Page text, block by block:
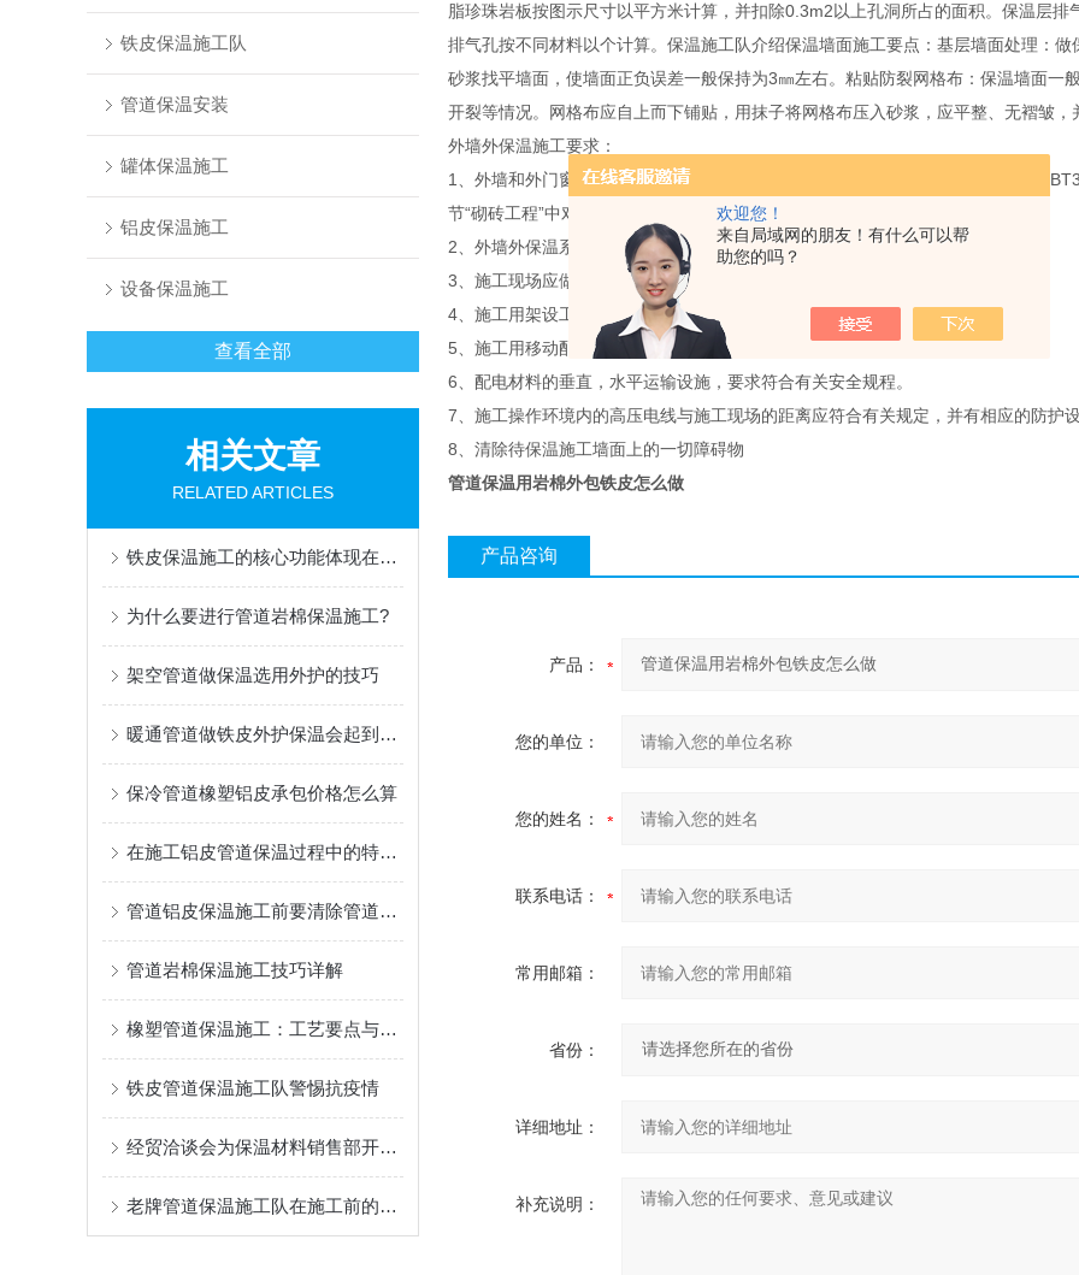
欢迎您！
来自局域网的朋友！有什么可以帮
助您的吗？
铁皮保温施工队
管道保温安装
罐体保温施工
铝皮保温施工
设备保温施工
查看全部
相关文章
RELATED ARTICLES
铁皮保温施工的核心功能体现在三个方面
为什么要进行管道岩棉保温施工?
架空管道做保温选用外护的技巧
暖通管道做铁皮外护保温会起到什么作用
保冷管道橡塑铝皮承包价格怎么算
在施工铝皮管道保温过程中的特点是什么
管道铝皮保温施工前要清除管道表面的油污、铁锈、灰尘等杂物
管道岩棉保温施工技巧详解
橡塑管道保温施工：工艺要点与节能环保新趋势
铁皮管道保温施工队警惕抗疫情
经贸洽谈会为保温材料销售部开拓市场
老牌管道保温施工队在施工前的这四大准备工作
脂珍珠岩板按图示尺寸以平方米计算，并扣除0.3m2以上孔洞所占的面积。保温层
排气孔按不同材料以个计算。保温施工队介绍保温墙面施工要点：基层墙面处理：
砂浆找平墙面，使墙面正负误差一般保持为3㎜左右。粘贴防裂网格布：保温墙面一
开裂等情况。网格布应自上而下铺贴，用抹子将网格布压入砂浆，应平整、无褶皱
外墙外保温施工要求：
1、外墙和外门窗口施工及验收完毕，基面达到《建筑建筑质量检验评定标准》
节“砌砖工程”中对清水墙的要求。
2、外墙外保温系统正常施工的环境温度为5℃~35℃。
3、施工现场应做到路通、水通、电通。
4、施工用架设工具及脚手架应满足施工需要(做到安全可靠)。
5、施工用移动配电箱，自来水管应按施工需要配置。
6、配电材料的垂直，水平运输设施，要求符合有关安全规程。
7、施工操作环境内的高压电线与施工现场的距离应符合有关规定，并有相应的防护
8、清除待保温施工墙面上的一切障碍物
管道保温用岩棉外包铁皮怎么做
产品咨询
产品：
您的单位：
您的姓名：
联系电话：
常用邮箱：
省份：
详细地址：
补充说明：